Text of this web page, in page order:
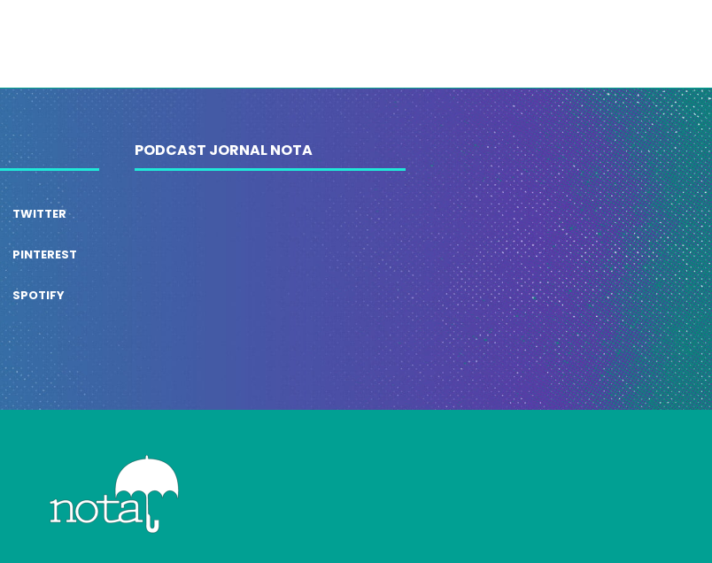
TWITTER
PINTEREST
SPOTIFY
PODCAST JORNAL NOTA